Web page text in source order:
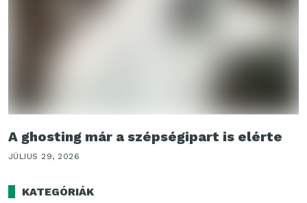
A ghosting már a szépségipart is elérte
JÚLIUS 29, 2026
KATEGÓRIÁK